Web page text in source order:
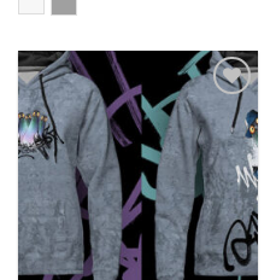
Auf die
Wunschliste